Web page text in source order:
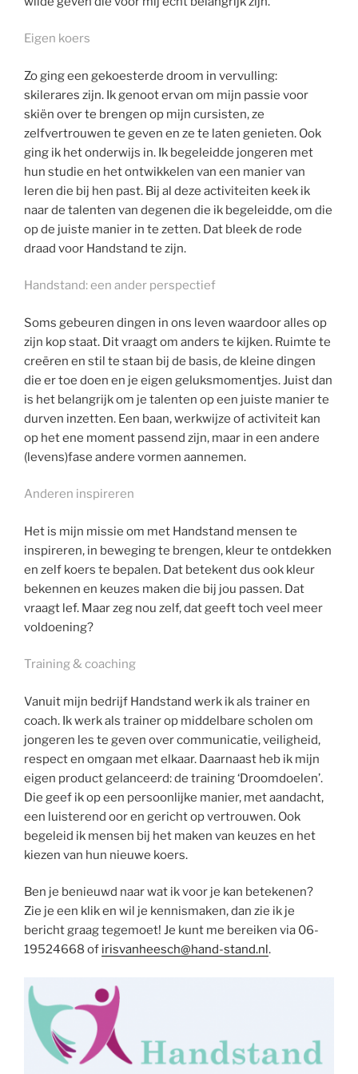
Eigen koers
Zo ging een gekoesterde droom in vervulling:
skilerares zijn. Ik genoot ervan om mijn passie voor
skiën over te brengen op mijn cursisten, ze
zelfvertrouwen te geven en ze te laten genieten. Ook
ging ik het onderwijs in. Ik begeleidde jongeren met
hun studie en het ontwikkelen van een manier van
leren die bij hen past. Bij al deze activiteiten keek ik
naar de talenten van degenen die ik begeleidde, om die
op de juiste manier in te zetten. Dat bleek de rode
draad voor Handstand te zijn.
Handstand: een ander perspectief
Soms gebeuren dingen in ons leven waardoor alles op
zijn kop staat. Dit vraagt om anders te kijken. Ruimte te
creëren en stil te staan bij de basis, de kleine dingen
die er toe doen en je eigen geluksmomentjes. Juist dan
is het belangrijk om je talenten op een juiste manier te
durven inzetten. Een baan, werkwijze of activiteit kan
op het ene moment passend zijn, maar in een andere
(levens)fase andere vormen aannemen.
Anderen inspireren
Het is mijn missie om met Handstand mensen te
inspireren, in beweging te brengen, kleur te ontdekken
en zelf koers te bepalen. Dat betekent dus ook kleur
bekennen en keuzes maken die bij jou passen. Dat
vraagt lef. Maar zeg nou zelf, dat geeft toch veel meer
voldoening?
Training & coaching
Vanuit mijn bedrijf Handstand werk ik als trainer en
coach. Ik werk als trainer op middelbare scholen om
jongeren les te geven over communicatie, veiligheid,
respect en omgaan met elkaar. Daarnaast heb ik mijn
eigen product gelanceerd: de training ‘Droomdoelen’.
Die geef ik op een persoonlijke manier, met aandacht,
een luisterend oor en gericht op vertrouwen. Ook
begeleid ik mensen bij het maken van keuzes en het
kiezen van hun nieuwe koers.
Ben je benieuwd naar wat ik voor je kan betekenen?
Zie je een klik en wil je kennismaken, dan zie ik je
bericht graag tegemoet! Je kunt me bereiken via 06-
19524668 of irisvanheesch@hand-stand.nl .